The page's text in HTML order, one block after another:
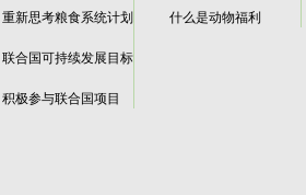
重新思考粮食系统计划
联合国可持续发展目标
积极参与联合国项目
什么是动物福利